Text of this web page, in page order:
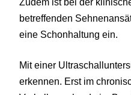
betreffenden
eine Schonhaltung ein.
Mit einer
erkennen. Erst im